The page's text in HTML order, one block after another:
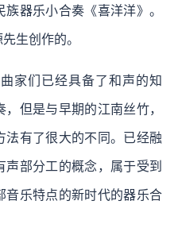
器乐小合奏《喜洋洋》。
生创作的。
家们已经具备了和声的知
但是与早期的江南丝竹，
法有了很大的不同。已经融
声部分工的概念，属于受到
音乐特点的新时代的器乐合